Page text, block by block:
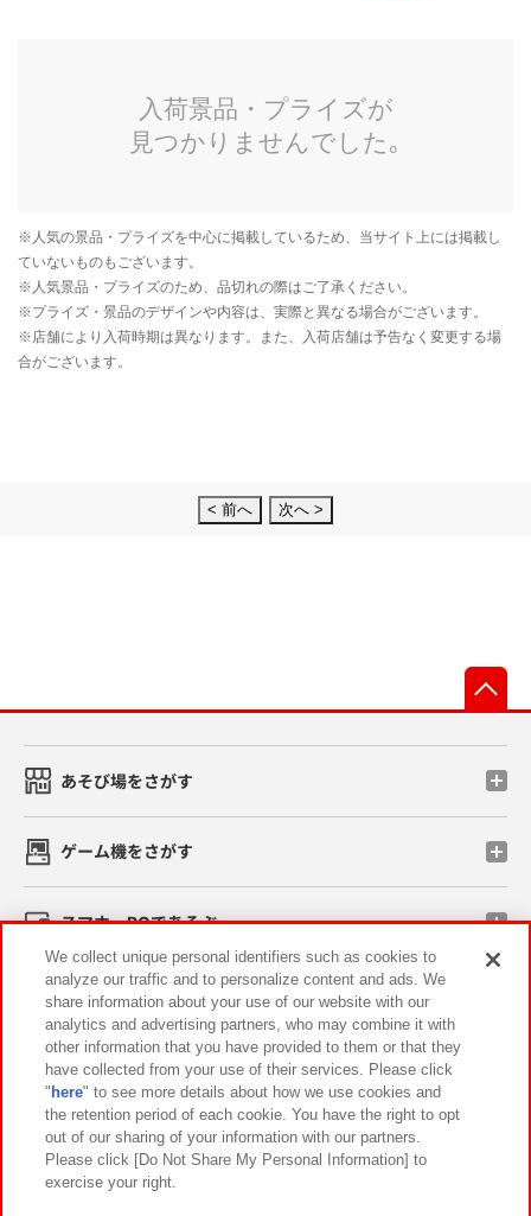
< 前へ 次へ >
あそび場をさがす
ゲーム機をさがす
スマホ・PCであそぶ
イベント・キャンペーン
関連会社 サステナビリティ サイトポリシー
プライバシーポリシー ウェブアクセシビリティ方針と検証結果
お取引先さまとともに
We collect unique personal identifiers such as cookies to
analyze our traffic and to personalize content and ads. We
share information about your use of our website with our
analytics and advertising partners, who may combine it with
other information that you have provided to them or that they
have collected from your use of their services. Please click
" here" to see more details about how we use cookies and
the retention period of each cookie. You have the right to opt
out of our sharing of your information with our partners.
Please click [Do Not Share My Personal Information] to
exercise your right.